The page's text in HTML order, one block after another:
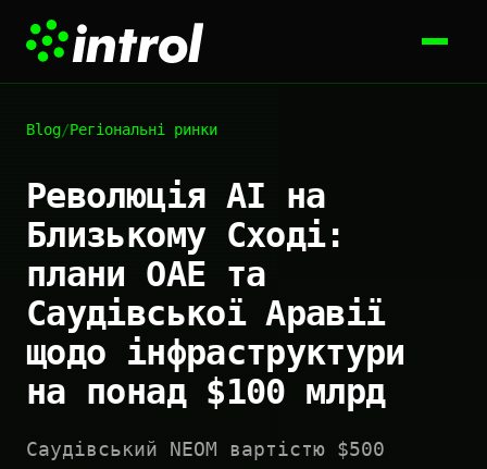
Blog/Регіональні ринки
Революція AI на
Близькому Сході:
плани ОАЕ та
Саудівської Аравії
щодо інфраструктури
на понад $100 млрд
Саудівський NEOM вартістю $500